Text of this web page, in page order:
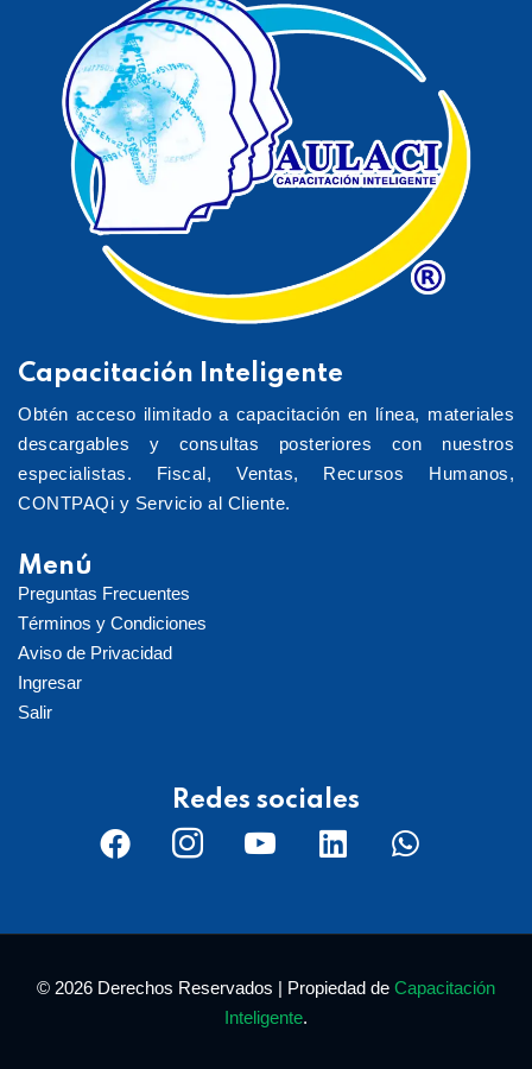
Capacitación Inteligente
Obtén acceso ilimitado a capacitación en línea, materiales
descargables y consultas posteriores con nuestros
especialistas. Fiscal, Ventas, Recursos Humanos,
CONTPAQi y Servicio al Cliente.
Menú
Preguntas Frecuentes
Términos y Condiciones
Aviso de Privacidad
Ingresar
Salir
Redes sociales
© 2026 Derechos Reservados | Propiedad de Capacitación
Inteligente.